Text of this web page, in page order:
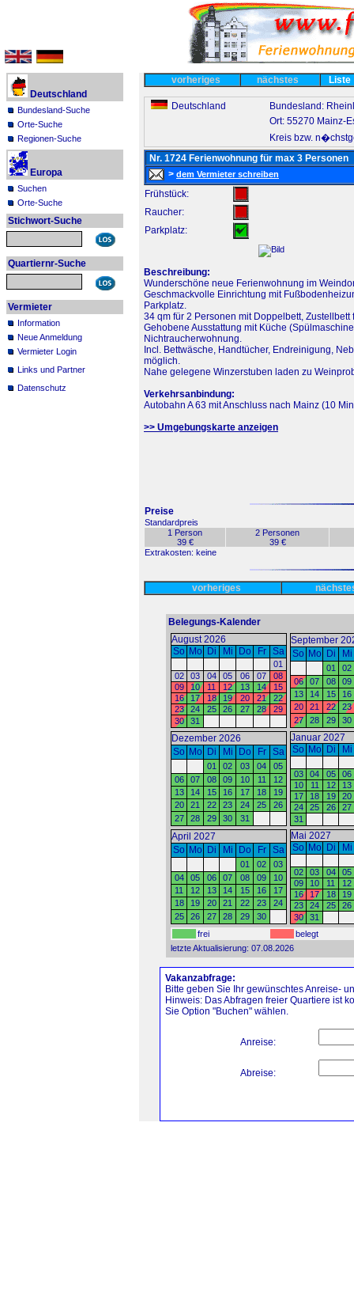
Deutschland
Bundesland-Suche
Orte-Suche
Regionen-Suche
Europa
Suchen
Orte-Suche
Stichwort-Suche
Quartiernr-Suche
Vermieter
Information
Neue Anmeldung
Vermieter Login
Links und Partner
Datenschutz
vorheriges nächstes Liste
Deutschland
Bundesland:
Ort: 55270 Mainz-
Kreis bzw.
Nr. 1724 Ferienwohnung für max 3 Personen
> dem Vermieter schreiben
Frühstück:
Raucher:
Parkplatz:
Beschreibung:
Wunderschöne neue Ferienwohnung im
Geschmackvolle Einrichtung mit
Parkplatz.
34 qm für 2 Personen mit Doppelbett, Zustellbett
Gehobene Ausstattung mit Küche
Nichtraucherwohnung.
Incl. Bettwäsche, Handtücher, Endreinigung,
möglich.
Nahe gelegene Winzerstuben laden zu
Verkehrsanbindung:
Autobahn A 63 mit Anschluss nach Mainz (10
>> Umgebungskarte anzeigen
Preise
Standardpreis
1 Person
39 €
2 Personen
39 €
Extrakosten: keine
vorheriges
Belegungs-Kalender
August 2026
So Mo Di Mi Do Fr Sa
01
02
03 04 05 06 07
08
09
10 11 12 13 14
15
16
17 18 19 20 21
22
23
24 25 26 27 28
29
30
31
September
So Mo Di Mi
01
02
06
07 08
09
13
14 15
16
20
21 22
23
27
28 29 30
Dezember 2026
So Mo Di Mi Do Fr Sa
01 02 03 04
05
06
07 08 09 10 11
12
13
14 15 16 17 18
19
20
21 22 23 24 25
26
27
28 29 30 31
Januar 2027
So Mo Di Mi
03 04 05
06
10
11 12
13
17
18 19
20
24
25 26
27
31
April 2027
So Mo Di Mi Do Fr Sa
01 02
03
04
05 06 07 08 09
10
11
12 13 14 15 16
17
18
19 20 21 22 23
24
25
26 27 28 29 30
Mai 2027
So Mo Di Mi
02 03 04
05
09
10 11
12
16
17 18
19
23
24 25
26
30
31
frei
belegt
letzte Aktualisierung: 07.08.2026
Vakanzabfrage:
Bitte geben Sie Ihr gewünschtes Anreise-
Hinweis: Das Abfragen freier Quartiere ist
Sie Option "Buchen" wählen.
Anreise:
Abreise: